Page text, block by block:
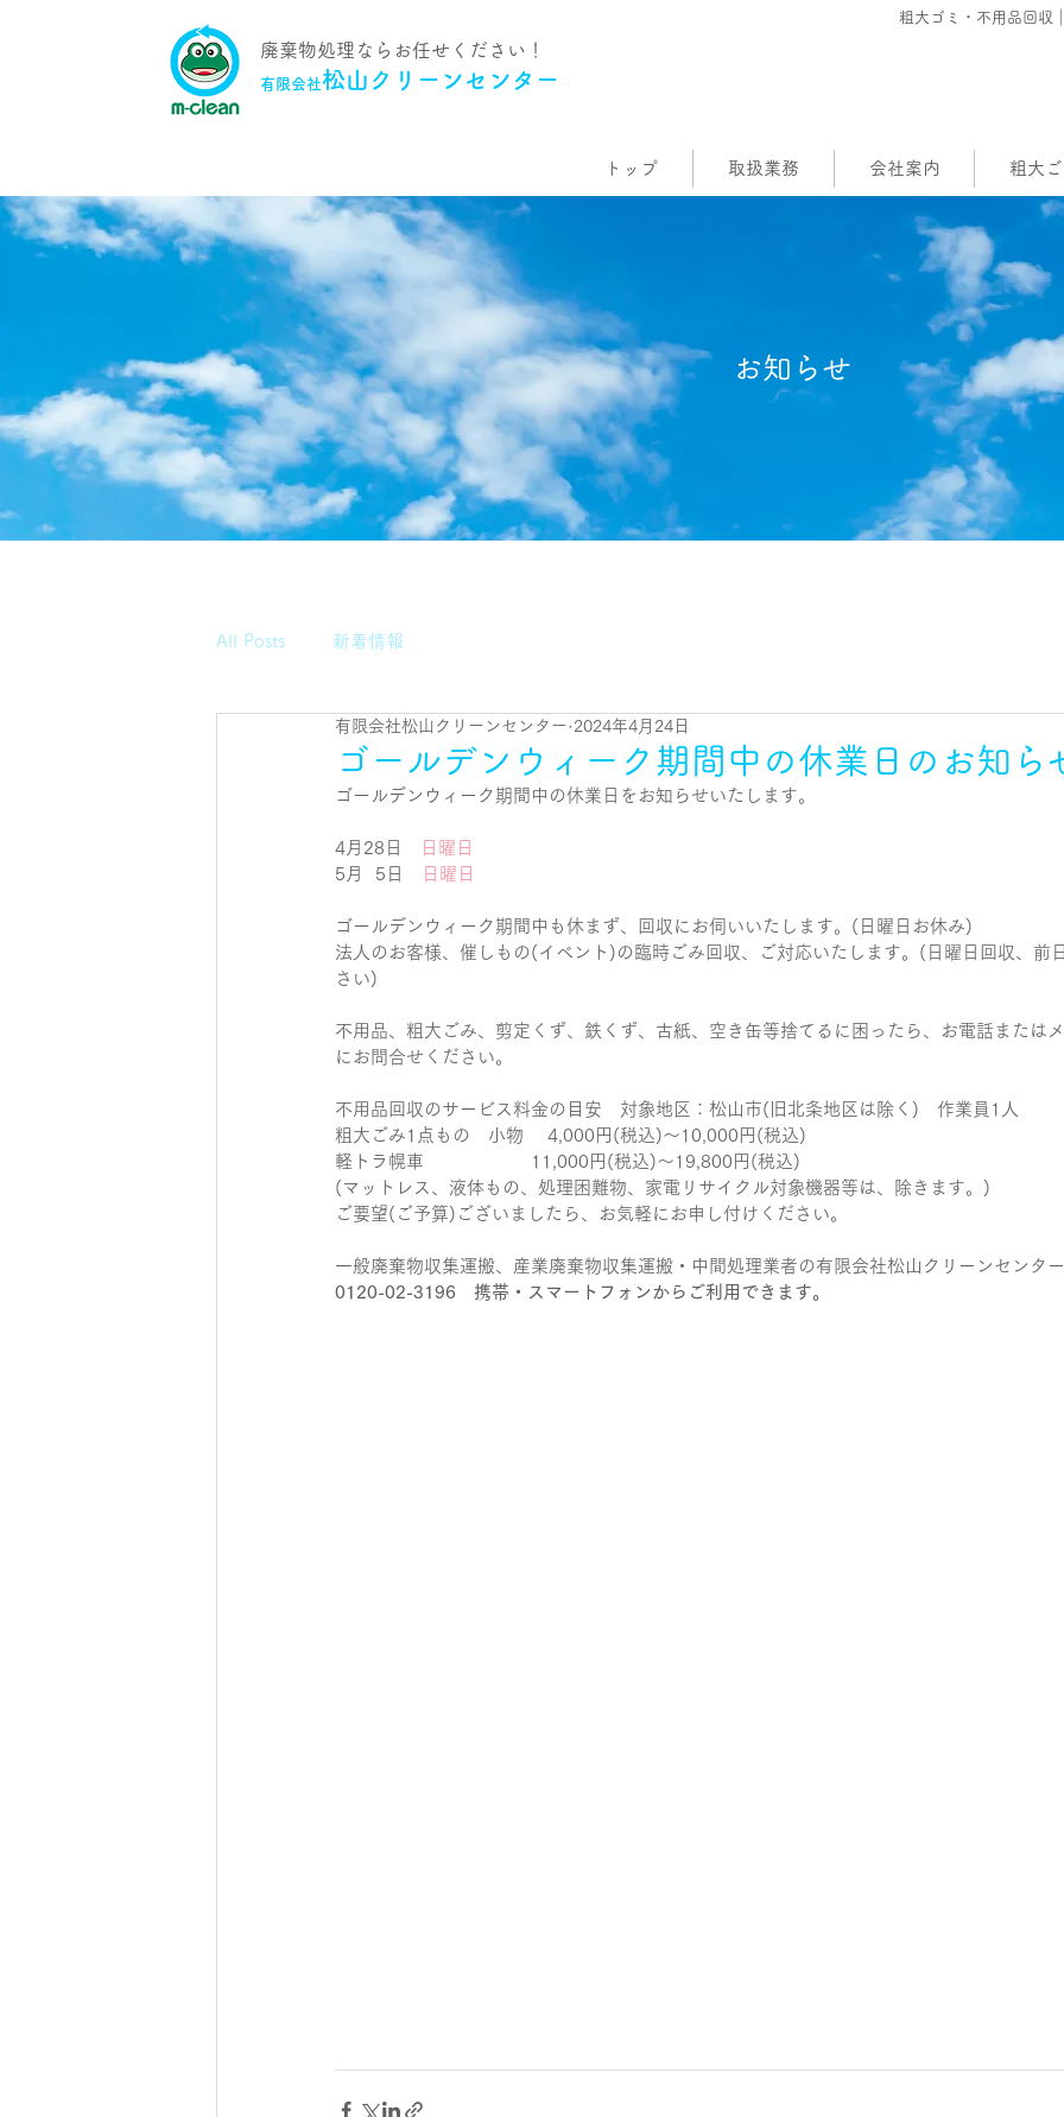
​廃棄物処理ならお任せください！
有限会社松山クリーンセンター
粗大ゴミ・不用品回収
トップ 取扱業務 会社案内 粗大
お知らせ
All Posts 新着情報
ゴールデンウィーク期間中の休業日のお知ら
有限会社松山クリーンセンター 2024年4月24日
ゴールデンウィーク期間中の休業日をお知らせいたします。
4月28日
日曜日
5月  5日
日曜日
ゴールデンウィーク期間中も休まず、回収にお伺いいたします。(日曜日お休み)
法人のお客様、催しもの(イベント)の臨時ごみ回収、ご対応いたします。(日曜日回収、前
さい)
不用品、粗大ごみ、剪定くず、鉄くず、古紙、空き缶等捨てるに困ったら、お電話または
にお問合せください。
不用品回収のサービス料金の目安　対象地区：松山市(旧北条地区は除く)　作業員1人
粗大ごみ1点もの　小物　 4,000円(税込)～10,000円(税込)
軽トラ幌車　　　　　　11,000円(税込)～19,800円(税込)
(マットレス、液体もの、処理困難物、家電リサイクル対象機器等は、除きます。)
ご要望(ご予算)ございましたら、お気軽にお申し付けください。
一般廃棄物収集運搬、産業廃棄物収集運搬・中間処理業者の有限会社松山クリーンセン
0120-02-3196　携帯・スマートフォンからご利用できます。